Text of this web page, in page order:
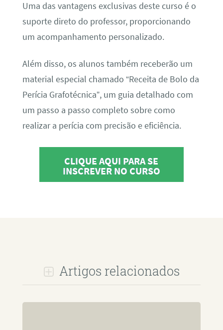
Uma das vantagens exclusivas deste curso é o
suporte direto do professor, proporcionando
um acompanhamento personalizado.
Além disso, os alunos também receberão um
material especial chamado “Receita de Bolo da
Perícia Grafotécnica”, um guia detalhado com
um passo a passo completo sobre como
realizar a perícia com precisão e eficiência.
CLIQUE AQUI PARA SE
INSCREVER NO CURSO
Artigos relacionados